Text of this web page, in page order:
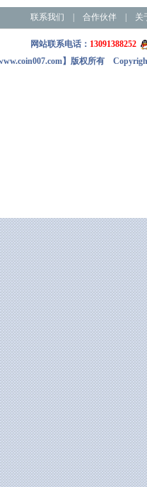
联系我们 合作伙伴| 关
网站联系电话： 13091388252
】版权所有